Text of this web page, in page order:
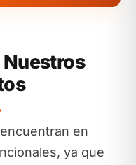
Nuestros
en
ya que